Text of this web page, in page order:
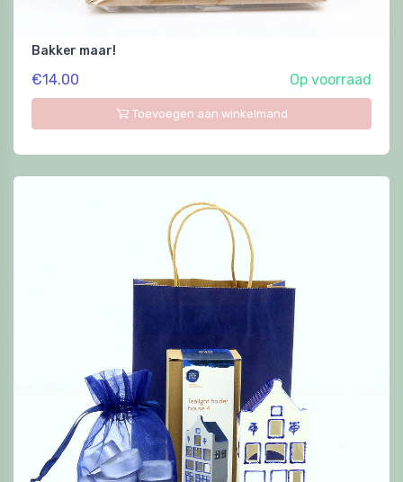
Bakker maar!
€14.00 Op voorraad
Toevoegen aan winkelmand